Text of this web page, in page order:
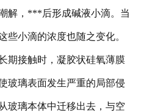
解，***后形成碱液小滴。当
些小滴的浓度也随之变化。
期接触时，凝胶状硅氧薄膜
玻璃表面发生严重的局部侵
玻璃本体中迁移出去，与空